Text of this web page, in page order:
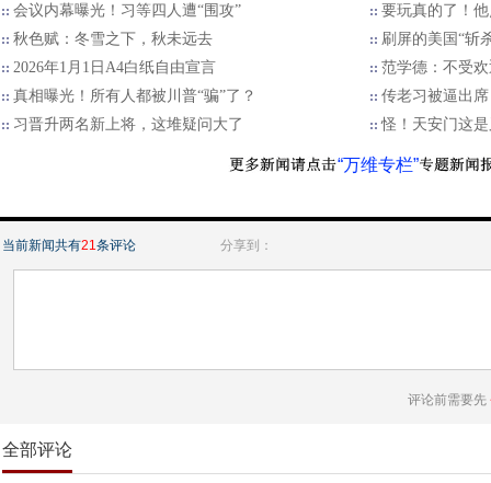
会议内幕曝光！习等四人遭“围攻”
要玩真的了！
秋色赋：冬雪之下，秋未远去
刷屏的美国“斩
2026年1月1日A4白纸自由宣言
范学德：不受
真相曝光！所有人都被川普“骗”了？
传老习被逼出
习晋升两名新上将，这堆疑问大了
怪！天安门这
“万维专栏”
当前新闻共有21条评论 分享到：
评论前需要先
全部评论